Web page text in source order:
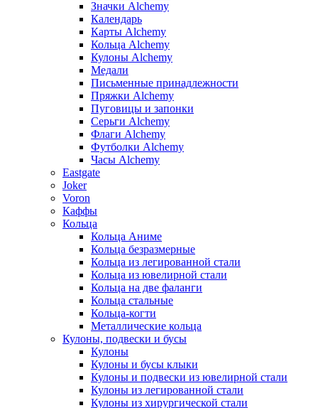
Значки Alchemy
Календарь
Карты Alchemy
Кольца Alchemy
Кулоны Alchemy
Медали
Письменные принадлежности
Пряжки Alchemy
Пуговицы и запонки
Серьги Alchemy
Флаги Alchemy
Футболки Alchemy
Часы Alchemy
Eastgate
Joker
Voron
Каффы
Кольца
Кольца Аниме
Кольца безразмерные
Кольца из легированной стали
Кольца из ювелирной стали
Кольца на две фаланги
Кольца стальные
Кольца-когти
Металлические кольца
Кулоны, подвески и бусы
Кулоны
Кулоны и бусы клыки
Кулоны и подвески из ювелирной стали
Кулоны из легированной стали
Кулоны из хирургической стали